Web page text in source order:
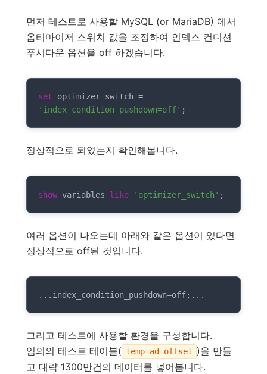
먼저 테스트로 사용할 MySQL (or MariaDB) 에서
옵티마이저 스위치 값을 조정하여 인덱스 컨디션
푸시다운 옵션을 off 하겠습니다.
set optimizer_switch =
'index_condition_pushdown=off' ;
정상적으로 되었는지 확인해봅니다.
show variables like 'optimizer_switch' ;
여러 옵션이 나오는데 아래와 같은 옵션이 있다면
정상적으로 off된 것입니다.
...index_condition_pushdown=off;...
그리고 테스트에 사용할 환경을 구성합니다.
임의의 테스트 테이블( temp_ad_offset )을 만들
고 대략 1300만건의 데이터를 넣어봅니다.